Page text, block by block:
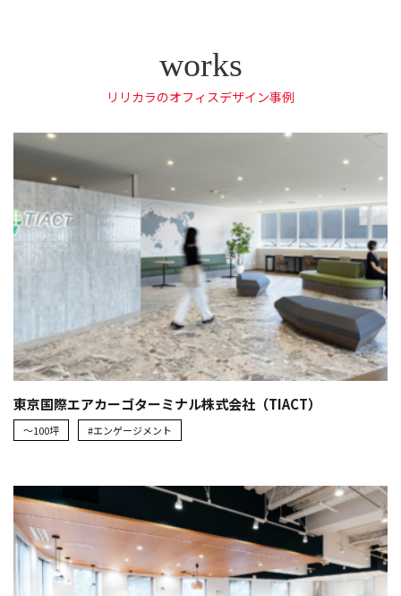
リリカラのオフィスデザイン事例
東京国際エアカーゴターミナル株式会社（TIACT）
～100坪 #エンゲージメント